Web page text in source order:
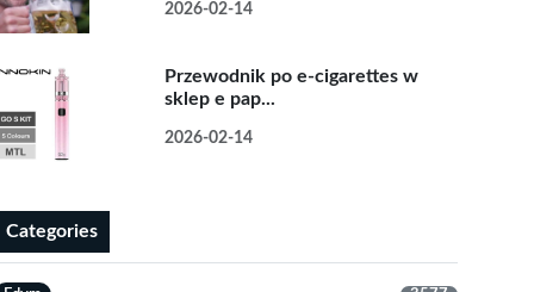
2026-02-14
Przewodnik po e-cigarettes w
sklep e pap...
2026-02-14
Categories